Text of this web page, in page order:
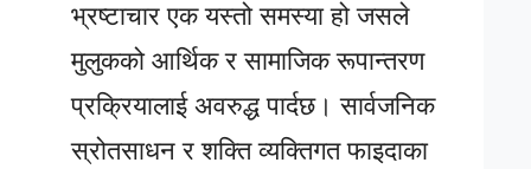
भ्रष्टाचार एक यस्तो समस्या हो जसले
मुलुकको आर्थिक र सामाजिक रूपान्तरण
प्रक्रियालाई अवरुद्ध पार्दछ। सार्वजनिक
स्रोतसाधन र शक्ति व्यक्तिगत फाइदाका